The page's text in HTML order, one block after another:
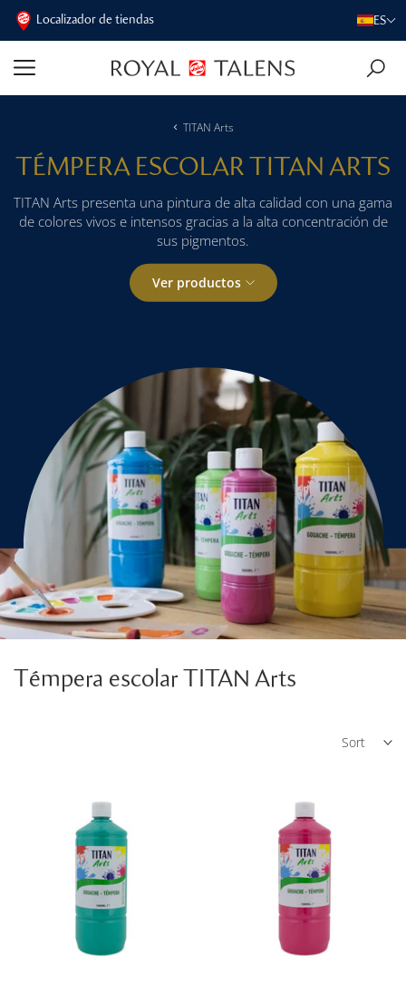
Localizador de tiendas ES
TITAN Arts
TÉMPERA ESCOLAR TITAN ARTS
TITAN Arts presenta una pintura de alta calidad con una gama
de colores vivos e intensos gracias a la alta concentración de
sus pigmentos.
Ver productos
Témpera escolar TITAN Arts
Sort